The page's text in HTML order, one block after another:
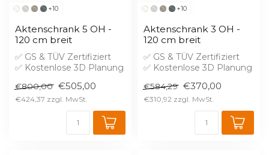
+10
Aktenschrank 5 OH -
120 cm breit
✅ GS & TÜV Zertifiziert
✅ Kostenlose 3D Planung
Aufprei...
€800,00 €505,00
€424,37
+10
Aktenschrank 3 OH -
120 cm breit
✅ GS & TÜV Zertifiziert
✅ Kostenlose 3D Planung
Aufprei...
€584,29 €370,00
€310,92